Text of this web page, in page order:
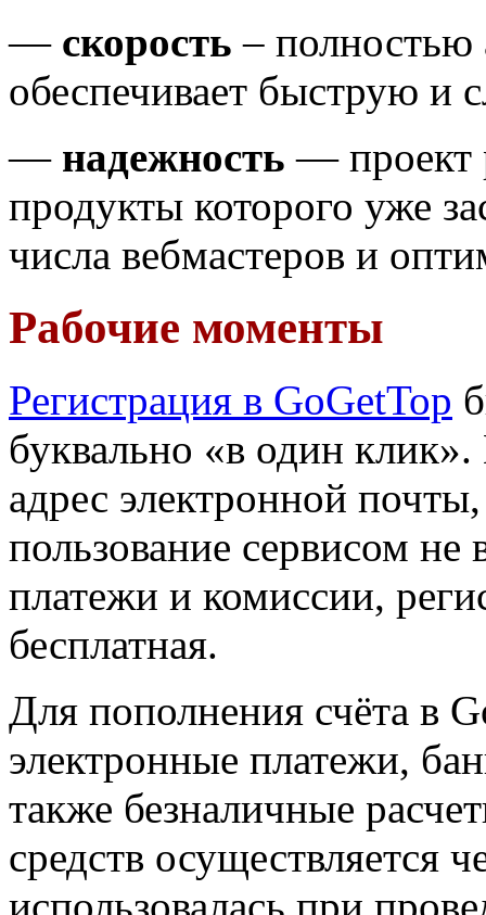
— скорость – полностью
обеспечивает быструю и
— надежность — проект
продукты которого уже
числа вебмастеров и
Рабочие моменты
Регистрация в GoGetTop
буквально «в один клик».
адрес электронной
пользование сервисом
платежи и комиссии,
бесплатная.
Для пополнения счёта в
электронные платежи,
также безналичные
средств осуществляется
использовалась при